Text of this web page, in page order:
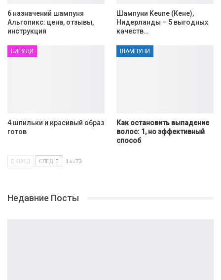
6 назначений шампуня
Альгопикс: цена, отзывы,
инструкция
Шампуни Keune (Кене),
Нидерланды – 5 выгодных
качеств…
БИГУДИ
4 шпильки и красивый образ
готов
ШАМПУНИ
Как остановить выпадение
волос: 1, но эффективный
способ
ПРЕД СЛЕД 1 из 73
Недавние Посты